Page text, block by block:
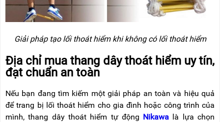
Giải pháp tạo lối thoát hiểm khi không có lối thoát hiểm
Địa chỉ mua thang dây thoát hiểm uy tín,
đạt chuẩn an toàn
Nếu bạn đang tìm kiếm một giải pháp an toàn và hiệu quả
để trang bị lối thoát hiểm cho gia đình hoặc công trình của
mình, thang dây thoát hiểm tự động Nikawa là lựa chọn